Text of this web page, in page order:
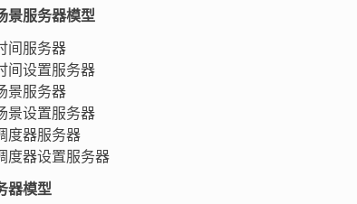
景服务器模型
间服务器
间设置服务器
景服务器
景设置服务器
度器服务器
度器设置服务器
器模型